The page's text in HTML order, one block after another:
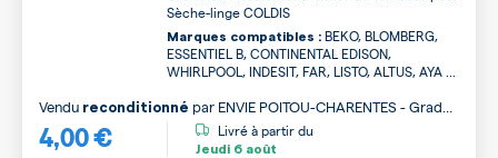
Sèche-linge COLDIS
Marques compatibles : BEKO, BLOMBERG,
ESSENTIEL B, CONTINENTAL EDISON,
WHIRLPOOL, INDESIT, FAR, LISTO, ALTUS, AYA ...
4,00 €
Vendu reconditionné par ENVIE POITOU-CHARENTES - Grade
B
Livré à partir du
Jeudi 6 août